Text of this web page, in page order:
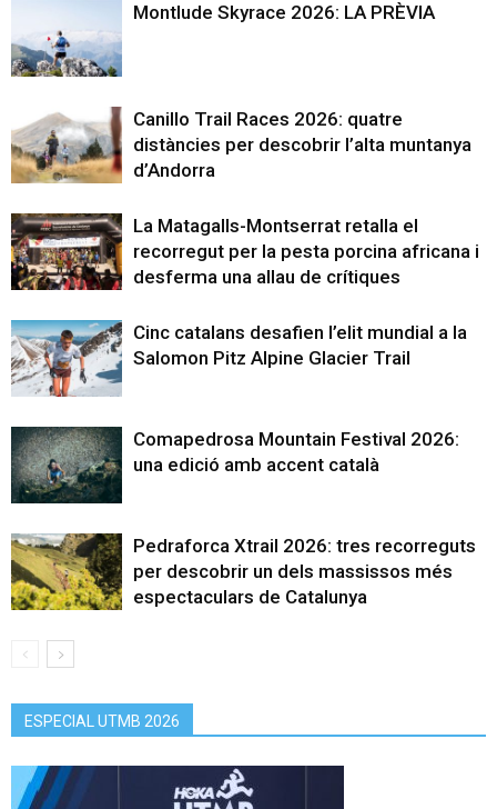
Montlude Skyrace 2026: LA PRÈVIA
Canillo Trail Races 2026: quatre
distàncies per descobrir l’alta muntanya
d’Andorra
La Matagalls-Montserrat retalla el
recorregut per la pesta porcina africana i
desferma una allau de crítiques
Cinc catalans desafien l’elit mundial a la
Salomon Pitz Alpine Glacier Trail
Comapedrosa Mountain Festival 2026:
una edició amb accent català
Pedraforca Xtrail 2026: tres recorreguts
per descobrir un dels massissos més
espectaculars de Catalunya
ESPECIAL UTMB 2026